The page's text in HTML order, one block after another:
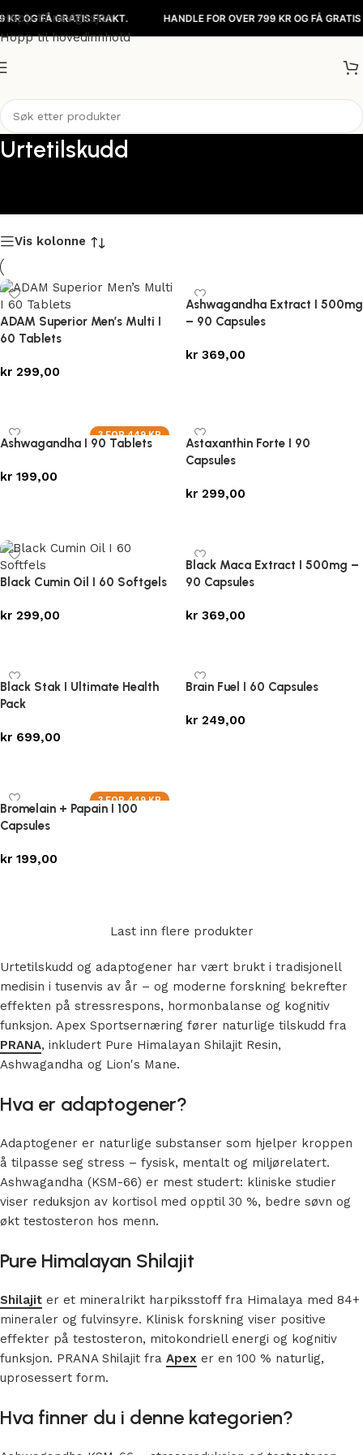
FÅ GRATIS FRAKT. HANDLE FOR OVER 799 KR OG FÅ GRATIS
Hopp til navigasjon
Hopp til hovedinnhold
Urtetilskudd
Vis kolonne
ADAM Superior Men’s Multi I
60 Tablets
kr 299,00
Ashwagandha Extract I 500mg
– 90 Capsules
kr 369,00
3 FOR 449 KR
Ashwagandha I 90 Tablets
kr 199,00
Astaxanthin Forte I 90
Capsules
kr 299,00
Black Cumin Oil I 60 Softgels
kr 299,00
Black Maca Extract I 500mg –
90 Capsules
kr 369,00
Black Stak I Ultimate Health
Pack
kr 699,00
Brain Fuel I 60 Capsules
kr 249,00
3 FOR 449 KR
Bromelain + Papain I 100
Capsules
kr 199,00
Last inn flere produkter
Urtetilskudd og adaptogener har vært brukt i tradisjonell
medisin i tusenvis av år – og moderne forskning bekrefter
effekten på stressrespons, hormonbalanse og kognitiv
funksjon. Apex Sportsernæring fører naturlige tilskudd fra
PRANA, inkludert Pure Himalayan Shilajit Resin,
Ashwagandha og Lion's Mane.
Hva er adaptogener?
Adaptogener er naturlige substanser som hjelper kroppen
å tilpasse seg stress – fysisk, mentalt og miljørelatert.
Ashwagandha (KSM-66) er mest studert: kliniske studier
viser reduksjon av kortisol med opptil 30 %, bedre søvn og
økt testosteron hos menn.
Pure Himalayan Shilajit
Shilajit er et mineralrikt harpiksstoff fra Himalaya med 84+
mineraler og fulvinsyre. Klinisk forskning viser positive
effekter på testosteron, mitokondriell energi og kognitiv
funksjon. PRANA Shilajit fra Apex er en 100 % naturlig,
uprosessert form.
Hva finner du i denne kategorien?